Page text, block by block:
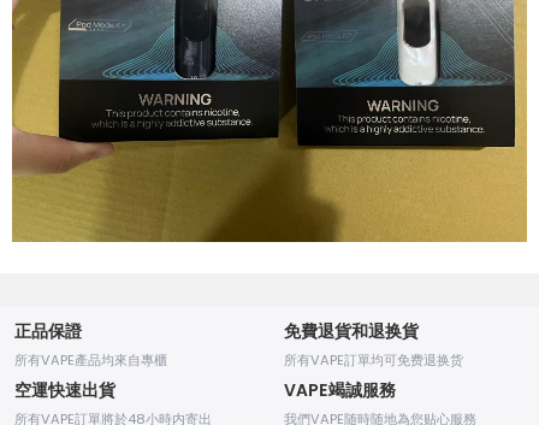
正品保證
所有VAPE產品均來自專櫃
免費退貨和退换貨
所有VAPE訂單均可免费退换货
空運快速出貨
所有VAPE訂單將於48小時内寄出
VAPE竭誠服務
我們VAPE随時随地為您贴心服務